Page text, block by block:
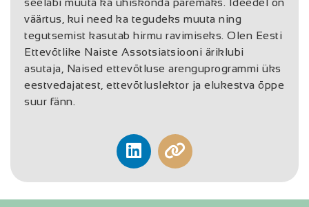
seeläbi muuta ka ühiskonda paremaks. Ideedel on
väärtus, kui need ka tegudeks muuta ning
tegutsemist kasutab hirmu ravimiseks. Olen Eesti
Ettevõtlike Naiste Assotsiatsiooni äriklubi
asutaja, Naised ettevõtluse arenguprogrammi üks
eestvedajatest, ettevõtluslektor ja elukestva õppe
suur fänn.